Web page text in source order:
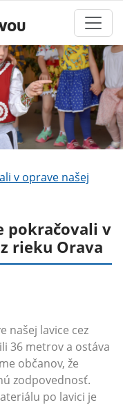
v oprave našej
pokračovali v
rieku Orava
našej lavice cez
36 metrov a ostáva
občanov, že
zodpovednosť.
po lavici je